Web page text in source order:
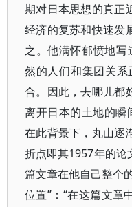
期对日本思想的真正
经济的复苏和快速发
之。他满怀郁愤地写
然的人们和集团关系
合。因此，去哪儿都
离开日本的土地的
在此背景下，丸山逐
折点即其1957年的论
篇文章在他自己整个
位置”：“在这篇文章